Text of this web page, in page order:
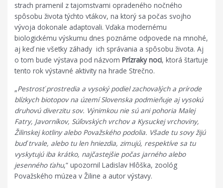
strach pramenil z tajomstvami opradeného nočného
spôsobu života týchto vtákov, na ktorý sa počas svojho
vývoja dokonale adaptovali. Vďaka modernému
biologickému výskumu dnes poznáme odpovede na mnohé,
aj keď nie všetky záhady ich správania a spôsobu života. Aj
o tom bude výstava pod názvomPrízraky noci, ktorá štartuje
tento rok výstavné aktivity na hrade Strečno.
„Pestrosť prostredia a vysoký podiel zachovalých a prírode
blízkych biotopov na území Slovenska podmieňuje aj vysokú
druhovú diverzitu sov. Výnimkou nie sú ani pohoria Malej
Fatry, Javorníkov, Súľovských vrchov a Kysuckej vrchoviny,
Žilinskej kotliny alebo Považského podolia. Všade tu sovy žijú
buď trvale, alebo tu len hniezdia, zimujú, respektíve sa tu
vyskytujú iba krátko, najčastejšie počas jarného alebo
jesenného ťahu,“ upozornil Ladislav Hlôška, zoológ
Považského múzea v Žiline a autor výstavy.